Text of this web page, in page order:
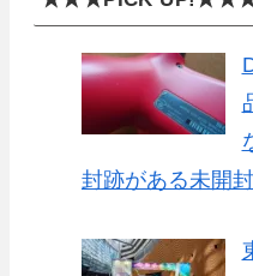
封跡がある未開封